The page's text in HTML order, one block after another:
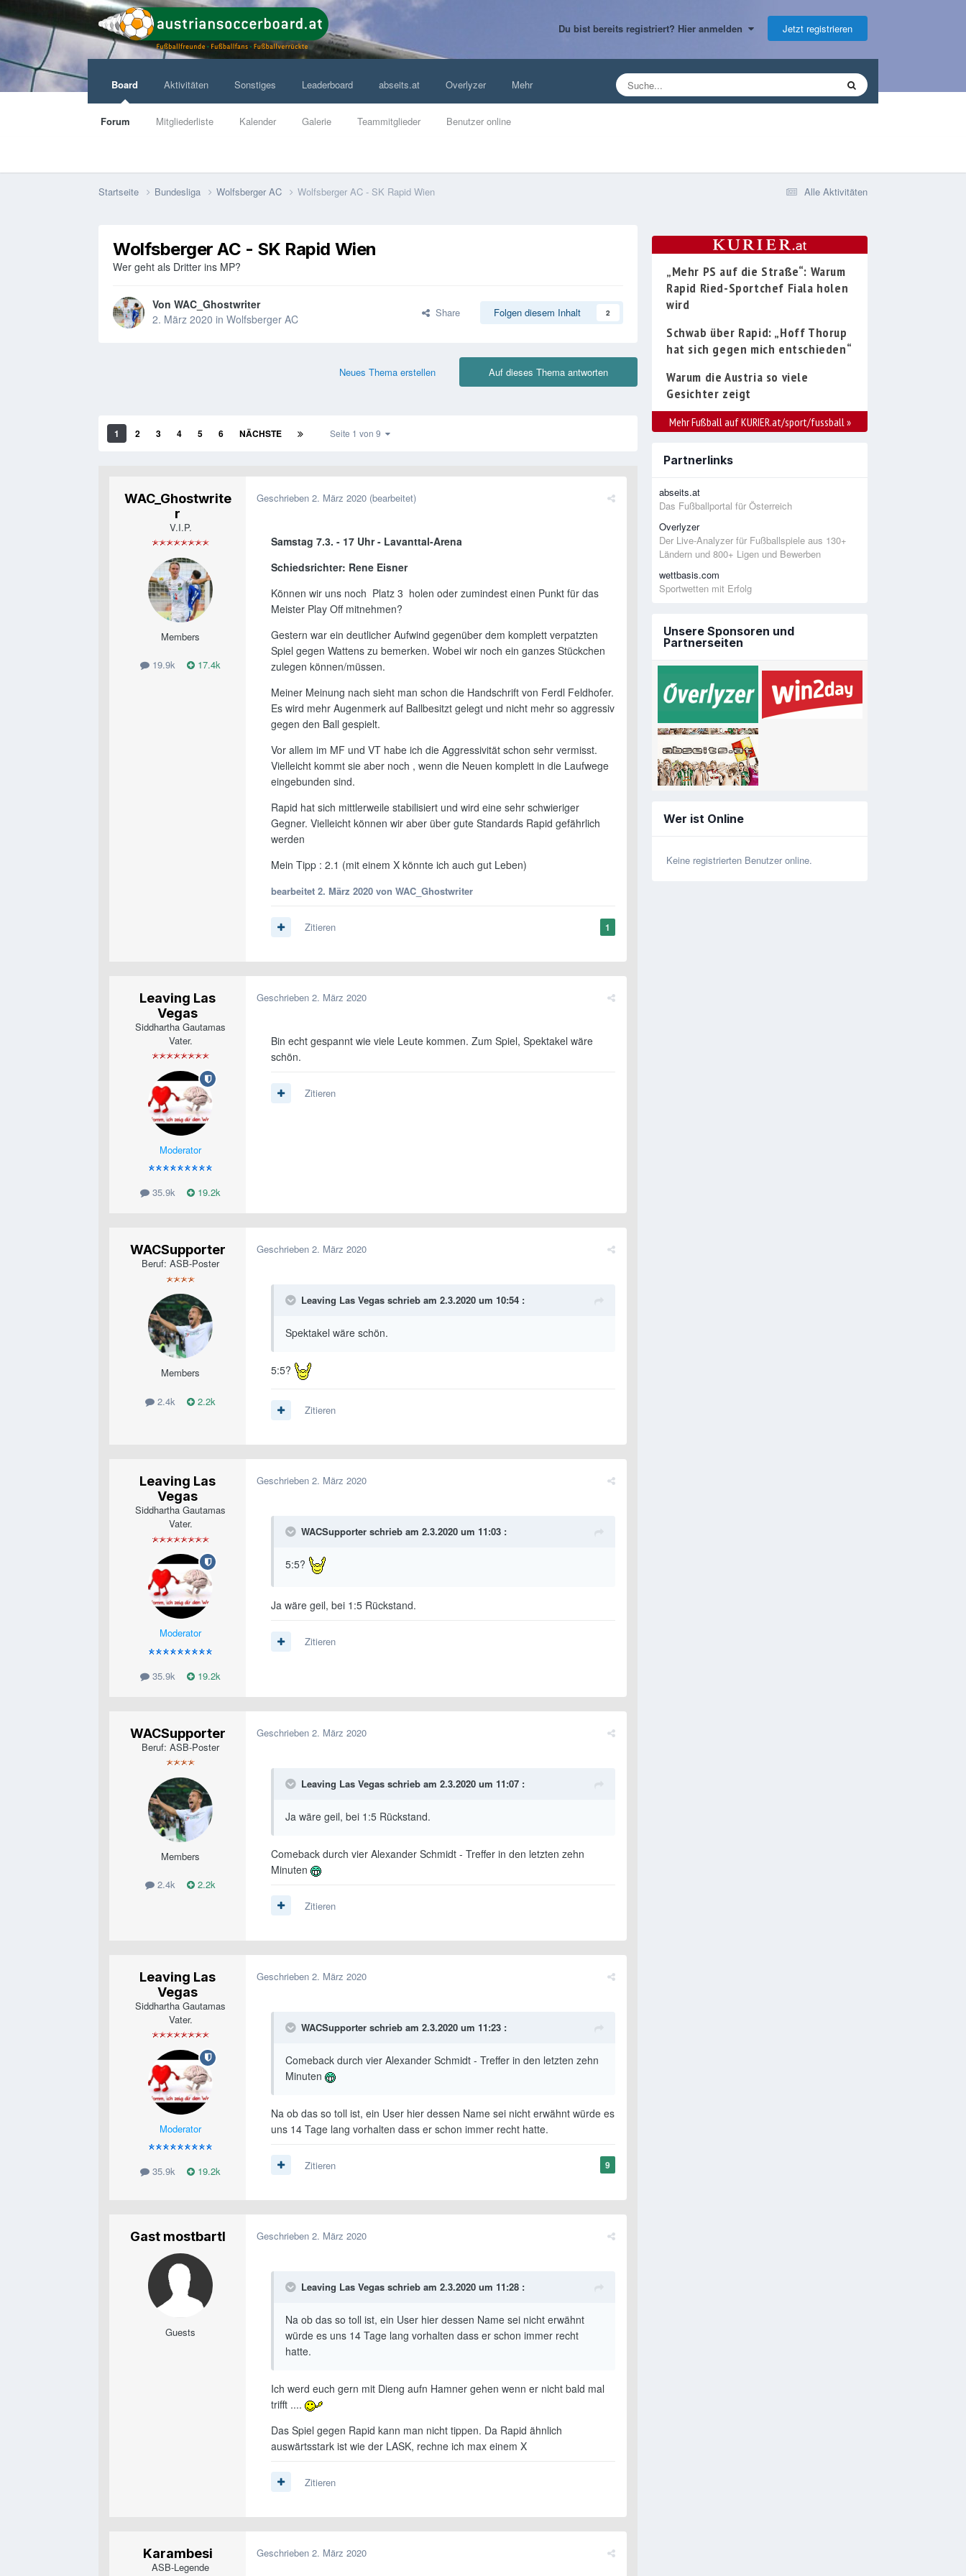
Du bist bereits registriert? Hier anmelden Jetzt registrieren
Board
Forum Mitgliederliste Kalender Galerie Teammitglieder Benutzer online
Aktivitäten Sonstiges Leaderboard abseits.at Overlyzer Mehr
Alle Aktivitäten
Startseite Bundesliga Wolfsberger AC Wolfsberger AC - SK Rapid Wien
Wolfsberger AC - SK Rapid Wien
Wer geht als Dritter ins MP?
Von WAC_Ghostwriter
2. März 2020 in Wolfsberger AC Share Folgen diesem Inhalt 2
Auf dieses Thema antworten
Neues Thema erstellen
1 2 3 4 5 6 NÄCHSTE Seite 1 von 9
WAC_Ghostwrite
r
V.I.P.
Members
19.9k 17.4k
Geschrieben 2. März 2020 (bearbeitet)
Samstag 7.3. - 17 Uhr - Lavanttal-Arena
Schiedsrichter: Rene Eisner
Können wir uns noch Platz 3 holen oder zumindest einen Punkt für das
Meister Play Off mitnehmen?
Gestern war ein deutlicher Aufwind gegenüber dem komplett verpatzten
Spiel gegen Wattens zu bemerken. Wobei wir noch ein ganzes Stückchen
zulegen können/müssen.
Meiner Meinung nach sieht man schon die Handschrift von Ferdl Feldhofer.
Es wird mehr Augenmerk auf Ballbesitzt gelegt und nicht mehr so aggressiv
gegen den Ball gespielt.
Vor allem im MF und VT habe ich die Aggressivität schon sehr vermisst.
Vielleicht kommt sie aber noch , wenn die Neuen komplett in die Laufwege
eingebunden sind.
Rapid hat sich mittlerweile stabilisiert und wird eine sehr schwieriger
Gegner. Vielleicht können wir aber über gute Standards Rapid gefährlich
werden
Mein Tipp : 2.1 (mit einem X könnte ich auch gut Leben)
bearbeitet 2. März 2020 von WAC_Ghostwriter
1
Zitieren
Leaving Las
Vegas
Siddhartha Gautamas
Vater.
Moderator
35.9k 19.2k
Geschrieben 2. März 2020
Bin echt gespannt wie viele Leute kommen. Zum Spiel, Spektakel wäre
schön.
Zitieren
WACSupporter
Beruf: ASB-Poster
Members
2.4k 2.2k
Geschrieben 2. März 2020
Leaving Las Vegas schrieb am 2.3.2020 um 10:54 :
Spektakel wäre schön.
5:5?
Zitieren
Leaving Las
Vegas
Siddhartha Gautamas
Vater.
Moderator
35.9k 19.2k
Geschrieben 2. März 2020
WACSupporter schrieb am 2.3.2020 um 11:03 :
5:5?
Ja wäre geil, bei 1:5 Rückstand.
Zitieren
WACSupporter
Beruf: ASB-Poster
Members
2.4k 2.2k
Geschrieben 2. März 2020
Leaving Las Vegas schrieb am 2.3.2020 um 11:07 :
Ja wäre geil, bei 1:5 Rückstand.
Comeback durch vier Alexander Schmidt - Treffer in den letzten zehn
Minuten
Zitieren
Leaving Las
Vegas
Siddhartha Gautamas
Vater.
Moderator
35.9k 19.2k
Geschrieben 2. März 2020
WACSupporter schrieb am 2.3.2020 um 11:23 :
Comeback durch vier Alexander Schmidt - Treffer in den letzten zehn
Minuten
Na ob das so toll ist, ein User hier dessen Name sei nicht erwähnt würde es
uns 14 Tage lang vorhalten dass er schon immer recht hatte.
9
Zitieren
Gast mostbartl
Guests
Geschrieben 2. März 2020
Leaving Las Vegas schrieb am 2.3.2020 um 11:28 :
Na ob das so toll ist, ein User hier dessen Name sei nicht erwähnt
würde es uns 14 Tage lang vorhalten dass er schon immer recht
hatte.
Ich werd euch gern mit Dieng aufn Hamner gehen wenn er nicht bald mal
trifft ....
Das Spiel gegen Rapid kann man nicht tippen. Da Rapid ähnlich
auswärtsstark ist wie der LASK, rechne ich max einem X
Zitieren
Karambesi
ASB-Legende
Geschrieben 2. März 2020
„Mehr PS auf die Straße“: Warum
Rapid Ried-Sportchef Fiala holen
wird
Schwab über Rapid: „Hoff Thorup
hat sich gegen mich entschieden“
Warum die Austria so viele
Gesichter zeigt
Mehr Fußball auf KURIER.at/sport/fussball »
Partnerlinks
abseits.at
Das Fußballportal für Österreich
Overlyzer
Der Live-Analyzer für Fußballspiele aus 130+
Ländern und 800+ Ligen und Bewerben
wettbasis.com
Sportwetten mit Erfolg
Unsere Sponsoren und
Partnerseiten
Wer ist Online
Keine registrierten Benutzer online.